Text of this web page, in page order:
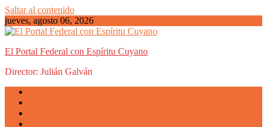
Saltar al contenido
jueves, agosto 06, 2026
El Portal Federal con Espíritu Cuyano
Director: Julián Galván